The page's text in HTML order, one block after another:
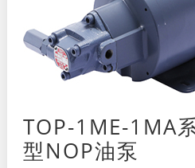
TOP-1ME-1MA
型NOP油泵